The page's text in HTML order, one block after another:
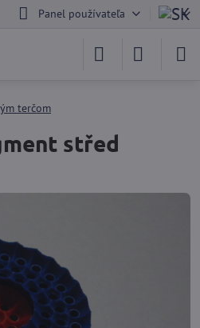
Panel používateľa
terčom
střed